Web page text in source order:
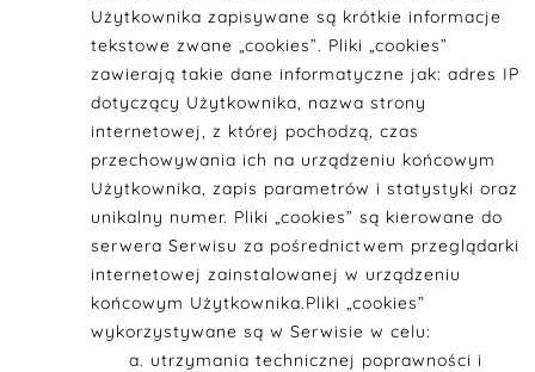
Użytkownika zapisywane są krótkie informacje
tekstowe zwane „cookies”. Pliki „cookies”
zawierają takie dane informatyczne jak: adres IP
dotyczący Użytkownika, nazwa strony
internetowej, z której pochodzą, czas
przechowywania ich na urządzeniu końcowym
Użytkownika, zapis parametrów i statystyki oraz
unikalny numer. Pliki „cookies” są kierowane do
serwera Serwisu za pośrednictwem przeglądarki
internetowej zainstalowanej w urządzeniu
końcowym Użytkownika.Pliki „cookies”
wykorzystywane są w Serwisie w celu:
utrzymania technicznej poprawności i